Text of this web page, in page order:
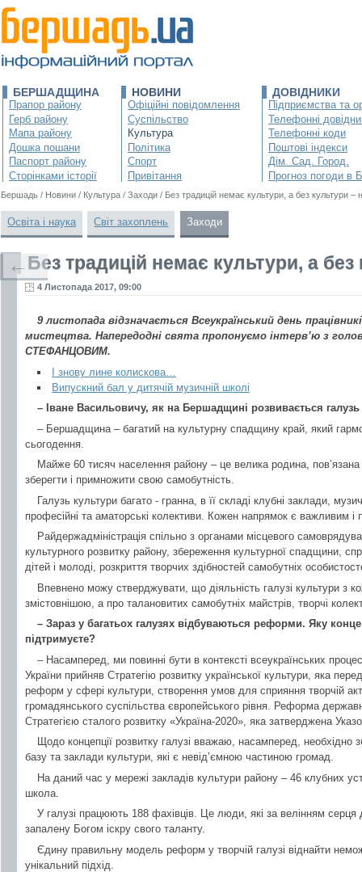
БЕРШАДЩИНА
Прапор району
Герб району
Мапа району
Дошка пошани
Паспорт району
Сторінками історії
НОВИНИ
Офіційні повідомлення
Суспільство
Культура
Політика
Спорт
Привітання
ДОВІДНИКИ
Підприємства та
Телефонні
Телефонні коди
Поштові індекси
Дім. Сад. Город.
Прогноз погоди в
Бершадь / Новини / Культура / Заходи / Без традицій немає культури, а без культури –
Освіта і наука Світ захоплень Заходи
Без традицій немає культури, а без
4 Листопада 2017, 09:00
9 листопада відзначається Всеукраїнський день
мистецтва. Напередодні свята пропонуємо інтерв’ю з
СТЕФАНЦОВИМ.
І знову лине колискова…
Випускний бал у дитячій музичній школі
– Іване Васильовичу, як на Бершадщині розвивається галузь
– Бершадщина – багатий на культурну спадщину край, який
сьогодення.
Майже 60 тисяч населення району – це велика родина,
зберегти і примножити свою самобутність.
Галузь культури багато - гранна, в її складі клубні заклади,
професійні та аматорські колективи. Кожен напрямок є важливим і
Райдержадміністрація спільно з органами місцевого
культурного розвитку району, збереження культурної спадщини,
дітей і молоді, розкриття творчих здібностей самобутніх
Впевнено можу стверджувати, що діяльність галузі культури з
змістовнішою, а про талановитих самобутніх майстрів, творчі
– Зараз у багатьох галузях відбуваються реформи. Яку
підтримуєте?
– Насамперед, ми повинні бути в контексті всеукраїнських
України прийняв Стратегію розвитку української культури, яка
реформ у сфері культури, створення умов для сприяння творчій
громадянського суспільства європейського рівня. Реформа
Стратегією сталого розвитку «Україна-2020», яка затверджена
Щодо концепції розвитку галузі вважаю, насамперед, необхідно
базу та заклади культури, які є невід’ємною частиною громад.
На даний час у мережі закладів культури району – 46 клубних
школа.
У галузі працюють 188 фахівців. Це люди, які за велінням
запалену Богом іскру свого таланту.
Єдину правильну модель реформ у творчій галузі віднайти
унікальний підхід.
←